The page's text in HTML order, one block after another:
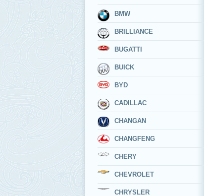
BMW
BRILLIANCE
BUGATTI
BUICK
BYD
CADILLAC
CHANGAN
CHANGFENG
CHERY
CHEVROLET
CHRYSLER